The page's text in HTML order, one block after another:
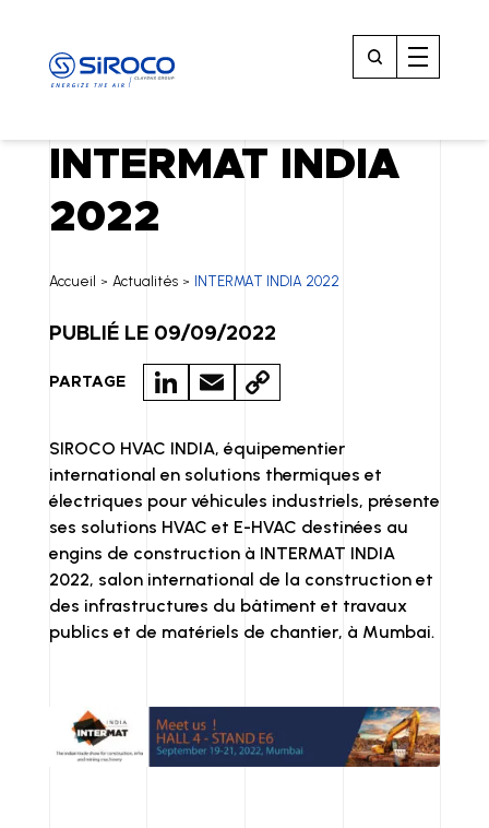
INTERMAT INDIA
2022
Accueil > Actualités > INTERMAT INDIA 2022
PUBLIÉ LE 09/09/2022
PARTAGE
LI
K
E
D
I
N
E
A
IL
C
P
Y
LI
N
K
SIROCO HVAC INDIA, équipementier
international en solutions thermiques et
électriques pour véhicules industriels, présente
ses solutions HVAC et E-HVAC destinées au
engins de construction à INTERMAT INDIA
2022, salon international de la construction et
des infrastructures du bâtiment et travaux
publics et de matériels de chantier, à Mumbai.